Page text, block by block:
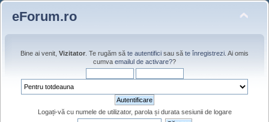
eForum.ro
Bine ai venit, Vizitator . Te rugăm să te autentifici sau să te înregistrezi . Ai omis
cumva emailul de activare??
Logați-vă cu numele de utilizator, parola și durata sesiunii de logare